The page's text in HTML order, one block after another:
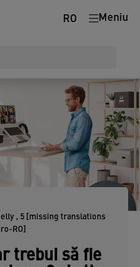
Meniu
RO
, 5 [missing translations
RO]
trebui să fie